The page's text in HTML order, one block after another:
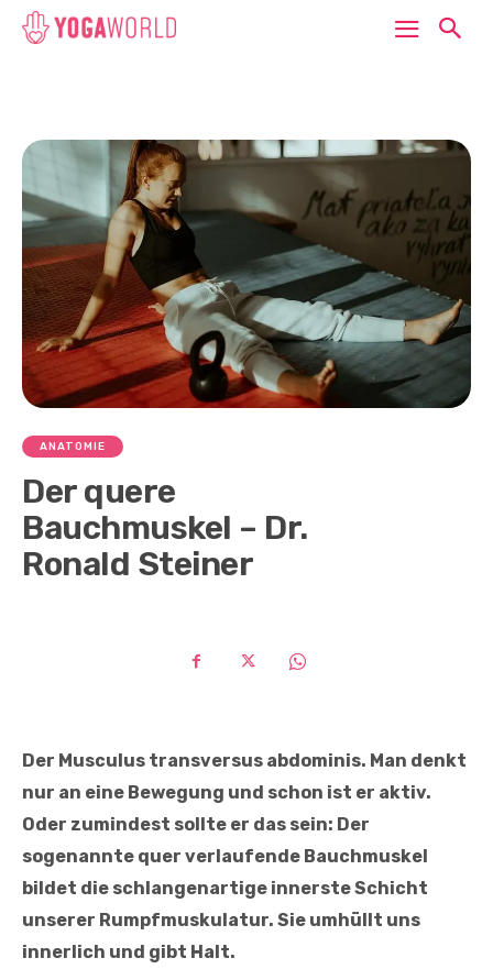
ANATOMIE
Der quere
Bauchmuskel – Dr.
Ronald Steiner
Der Musculus transversus abdominis. Man denkt
nur an eine Bewegung und schon ist er aktiv.
Oder zumindest sollte er das sein: Der
sogenannte quer verlaufende Bauchmuskel
bildet die schlangenartige innerste Schicht
unserer Rumpfmuskulatur. Sie umhüllt uns
innerlich und gibt Halt.